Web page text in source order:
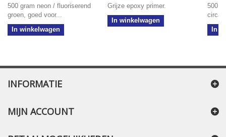
500 gram neon / fluoriserend
groen, goed voor...
In winkelwagen
Grijze epoxy primer.
In winkelwagen
500
circa
In
INFORMATIE
MIJN ACCOUNT